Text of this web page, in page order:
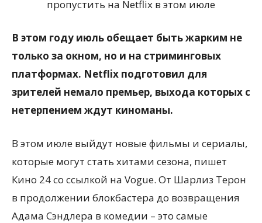
В этом году июль обещает быть жарким не
только за окном, но и на стриминговых
платформах. Netflix подготовил для
зрителей немало премьер, выхода которых с
нетерпением ждут киноманы.
В этом июле выйдут новые фильмы и сериалы,
которые могут стать хитами сезона, пишет
Кино 24 со ссылкой на Vogue. От Шарлиз Терон
в продолжении блокбастера до возвращения
Адама Сэндлера в комедии – это самые